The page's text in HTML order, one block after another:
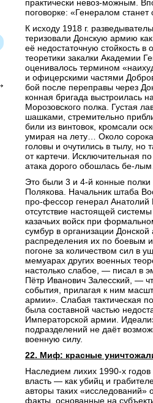
практически невоз-можным.
поговорке: «Генералом станет
К исходу 1918 г.
теризовали Донскую армию
её недостаточную стойкость
теоретики закалки Академии
оценивалось термином
и офицерскими частями
бой после переправы через
конная бригада выстроилась
Морозовского полка. Густая
шашками, стремительно
били из винтовок, кромсали
умирая на лету… Около
головы и очутились в тылу, но
от картечи. Исключительная
атака дорого обошлась бе-
Это были 3 и 4-й конные полки
Полякова. Начальник штаба
про-фессор генерал Анатолий
отсутствие настоящей
казачьих войск при
сумбур в организации
распределения их по боевым
погоне за количеством сил в
мемуарах других военных
настолько слабое, — писал в
Пётр Иванович Залесский, —
события, прилагая к ним
армии». Слабая тактическая
была составной частью
Императорской армии.
подразделений не даёт
военную силу.
22. Миф: красные
Наследием лихих 1990-х годов
власть — как убийц и
авторы таких
факты, основанные на